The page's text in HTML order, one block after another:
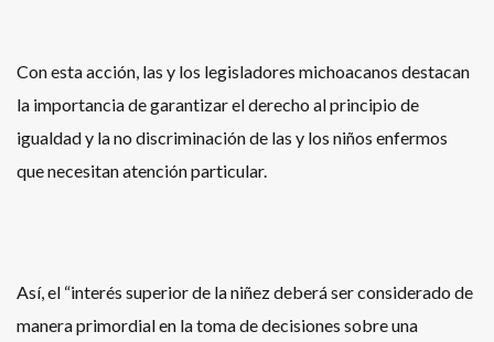
Con esta acción, las y los legisladores michoacanos destacan
la importancia de garantizar el derecho al principio de
igualdad y la no discriminación de las y los niños enfermos
que necesitan atención particular.
Así, el “interés superior de la niñez deberá ser considerado de
manera primordial en la toma de decisiones sobre una